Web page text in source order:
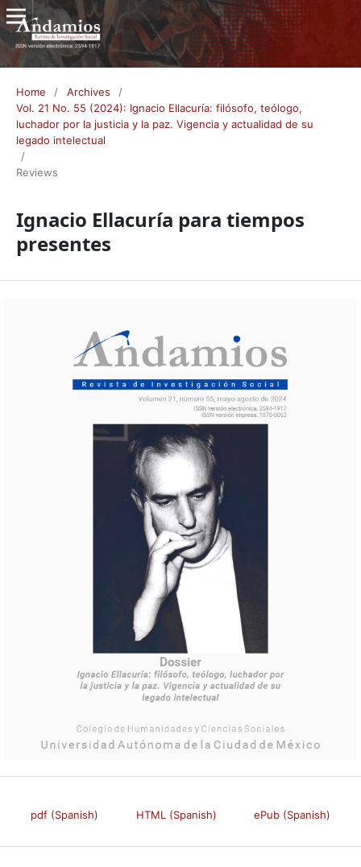
Home / Archives
/
Vol. 21 No. 55 (2024): Ignacio Ellacuría: filósofo, teólogo,
luchador por la justicia y la paz. Vigencia y actualidad de su
legado intelectual
/
Reviews
Ignacio Ellacuría para tiempos
presentes
pdf (Spanish) HTML (Spanish) ePub (Spanish)